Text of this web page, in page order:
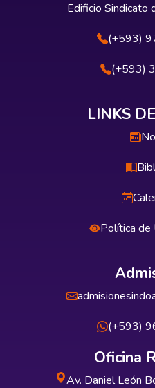
Edificio Sindicato
(+593)
(+593)
LINKS
Política de
(+593)
Oficina
Av. Daniel León